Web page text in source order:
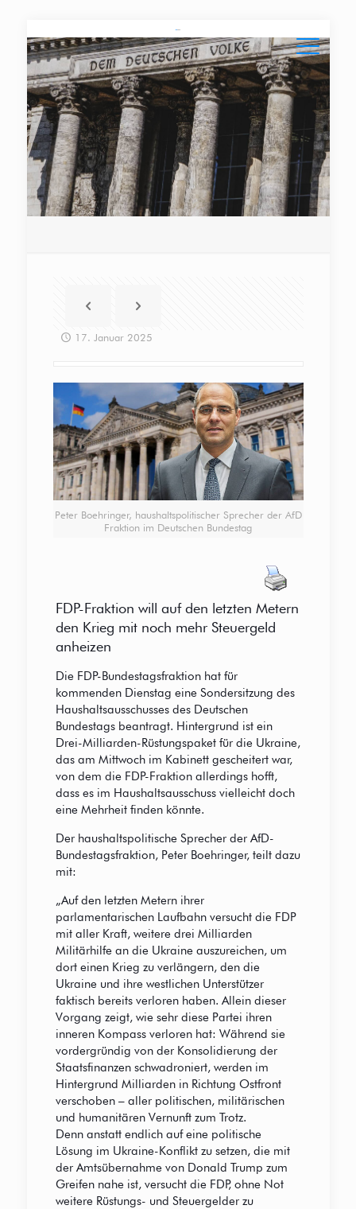
17. Januar 2025
Peter Boehringer, haushaltspolitischer Sprecher der AfD
Fraktion im Deutschen Bundestag
FDP-Fraktion will auf den letzten Metern
den Krieg mit noch mehr Steuergeld
anheizen
Die FDP-Bundestagsfraktion hat für
kommenden Dienstag eine Sondersitzung des
Haushaltsausschusses des Deutschen
Bundestags beantragt. Hintergrund ist ein
Drei-Milliarden-Rüstungspaket für die Ukraine,
das am Mittwoch im Kabinett gescheitert war,
von dem die FDP-Fraktion allerdings hofft,
dass es im Haushaltsausschuss vielleicht doch
eine Mehrheit finden könnte.
Der haushaltspolitische Sprecher der AfD-
Bundestagsfraktion, Peter Boehringer, teilt dazu
mit:
„Auf den letzten Metern ihrer
parlamentarischen Laufbahn versucht die FDP
mit aller Kraft, weitere drei Milliarden
Militärhilfe an die Ukraine auszureichen, um
dort einen Krieg zu verlängern, den die
Ukraine und ihre westlichen Unterstützer
faktisch bereits verloren haben. Allein dieser
Vorgang zeigt, wie sehr diese Partei ihren
inneren Kompass verloren hat: Während sie
vordergründig von der Konsolidierung der
Staatsfinanzen schwadroniert, werden im
Hintergrund Milliarden in Richtung Ostfront
verschoben – aller politischen, militärischen
und humanitären Vernunft zum Trotz.
Denn anstatt endlich auf eine politische
Lösung im Ukraine-Konflikt zu setzen, die mit
der Amtsübernahme von Donald Trump zum
Greifen nahe ist, versucht die FDP, ohne Not
weitere Rüstungs- und Steuergelder zu